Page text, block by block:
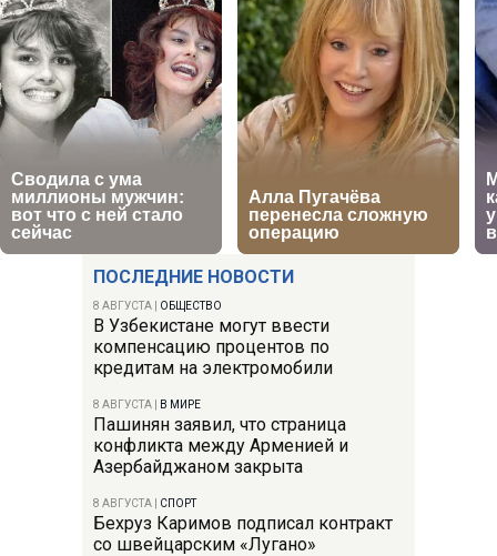
ПОСЛЕДНИЕ НОВОСТИ
8 АВГУСТА ОБЩЕСТВО
В Узбекистане могут ввести
компенсацию процентов по
кредитам на электромобили
8 АВГУСТА В МИРЕ
Пашинян заявил, что страница
конфликта между Арменией и
Азербайджаном закрыта
8 АВГУСТА СПОРТ
Бехруз Каримов подписал контракт
со швейцарским «Лугано»